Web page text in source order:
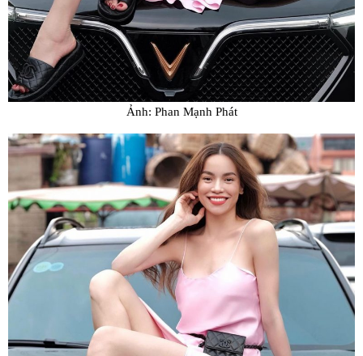
Ảnh: Phan Mạnh Phát